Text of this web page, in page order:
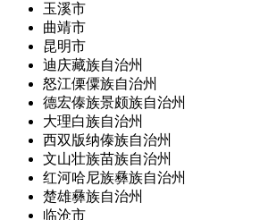
玉溪市
曲靖市
昆明市
迪庆藏族自治州
怒江傈僳族自治州
德宏傣族景颇族自治州
大理白族自治州
西双版纳傣族自治州
文山壮族苗族自治州
红河哈尼族彝族自治州
楚雄彝族自治州
临沧市